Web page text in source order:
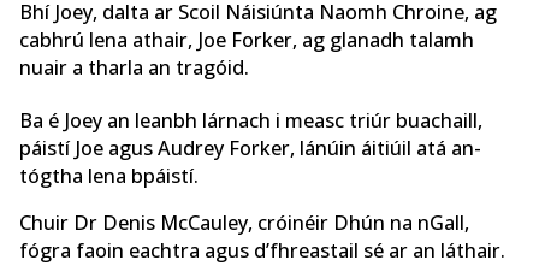
Bhí Joey, dalta ar Scoil Náisiúnta Naomh Chroine, ag
cabhrú lena athair, Joe Forker, ag glanadh talamh
nuair a tharla an tragóid.
Ba é Joey an leanbh lárnach i measc triúr buachaill,
páistí Joe agus Audrey Forker, lánúin áitiúil atá an-
tógtha lena bpáistí.
Chuir Dr Denis McCauley, cróinéir Dhún na nGall,
fógra faoin eachtra agus d’fhreastail sé ar an láthair.